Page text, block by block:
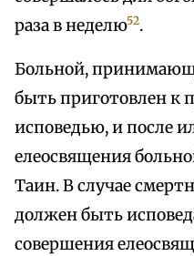
раза в неделю52.
Больной,
быть приготовлен к
исповедью, и после
елеосвящения
Таин. В случае
должен быть
совершения